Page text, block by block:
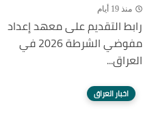
منذ 19 أيام
رابط التقديم على معهد إعداد
مفوضي الشرطة 2026 في
العراق...
اخبار العراق